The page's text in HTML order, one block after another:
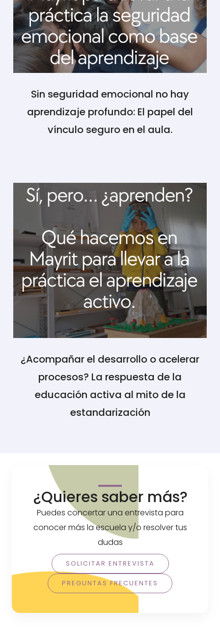
Sin seguridad emocional no hay
aprendizaje profundo: El papel del
vínculo seguro en el aula.
¿Acompañar el desarrollo o acelerar
procesos? La respuesta de la
educación activa al mito de la
estandarización
¿Quieres saber más?
Puedes concertar una entrevista para
conocer más la escuela y/o resolver tus
dudas
SOLICITAR ENTREVISTA
PREGUNTAS FRECUENTES